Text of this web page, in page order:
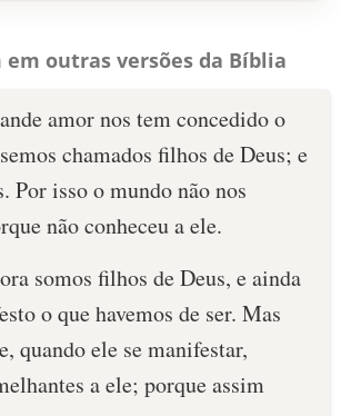
em outras versões da Bíblia
amor nos tem concedido o
chamados filhos de Deus; e
Por isso o mundo não nos
não conheceu a ele.
somos filhos de Deus, e ainda
o que havemos de ser. Mas
quando ele se manifestar,
a ele; porque assim